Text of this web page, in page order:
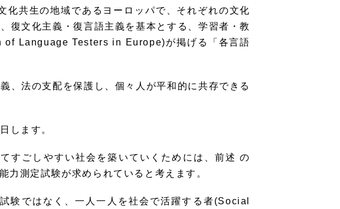
共生の地域であるヨーロッパで、それぞれの文化
復文化主義・復言語主義を基本とする、学習者・教
of Language Testers in Europe)が掲げる「各言語
法の支配を保護し、個々人が平和的に共存できる
します。
すごしやすい社会を築いていくためには、前述 の
力測定試験が求められていると考えます。
験ではなく、一人一人を社会で活躍する者(Social